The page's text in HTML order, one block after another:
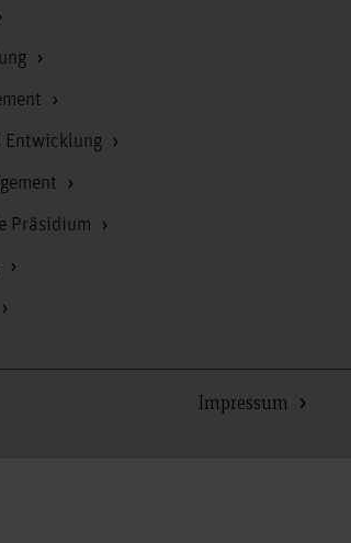
Entwicklung
Präsidium
Impressum